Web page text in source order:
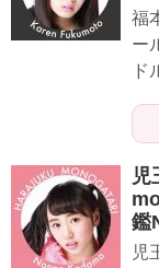
福
ー
ド
児
鑑
児